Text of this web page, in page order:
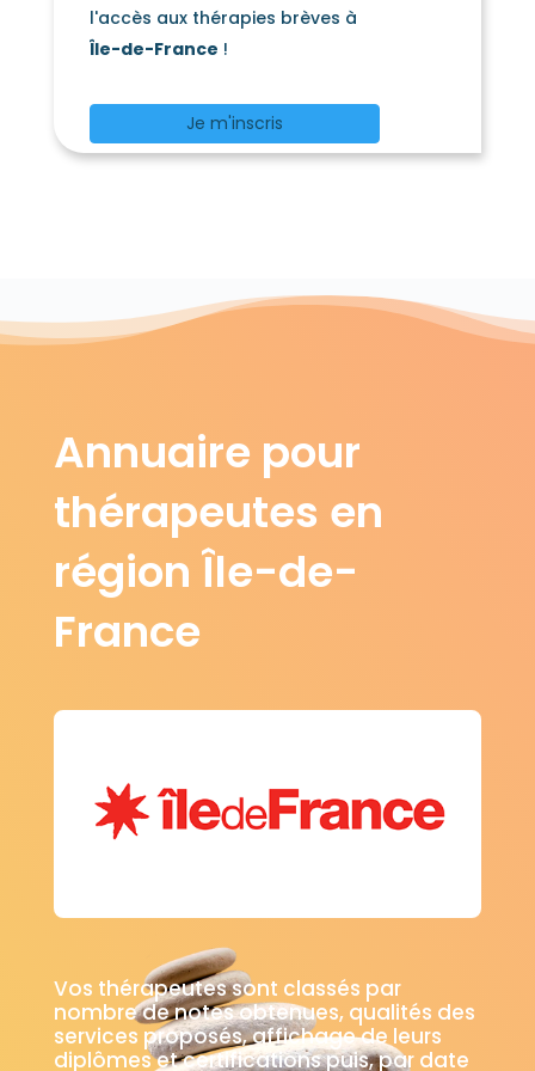
l'accès aux thérapies brèves à
Île-de-France !
Je m'inscris
Annuaire pour
thérapeutes en
région Île-de-
France
Vos thérapeutes sont classés par
nombre de notes obtenues, qualités des
services proposés, affichage de leurs
diplômes et certifications puis, par date